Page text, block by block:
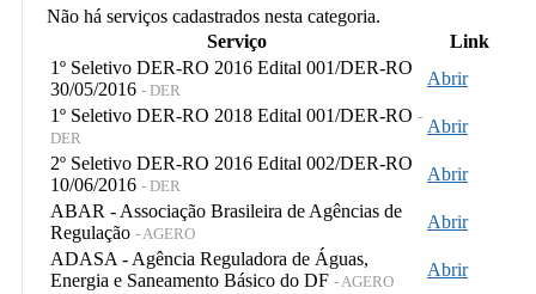
Não há serviços cadastrados nesta categoria.
Serviço
Link
1º Seletivo DER-RO 2016 Edital 001/DER-RO
30/05/2016 - DER
Abrir
1º Seletivo DER-RO 2018 Edital 001/DER-RO -
DER
Abrir
2º Seletivo DER-RO 2016 Edital 002/DER-RO
10/06/2016 - DER
Abrir
ABAR - Associação Brasileira de Agências de
Regulação - AGERO
Abrir
ADASA - Agência Reguladora de Águas,
Energia e Saneamento Básico do DF - AGERO
Abrir